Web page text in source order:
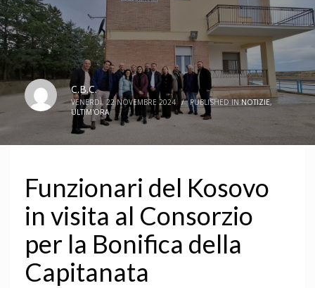
C.B.C.
VENERDÌ, 22 NOVEMBRE 2024 / PUBLISHED INNOTIZIE,
ULTIM'ORA
Funzionari del Kosovo
in visita al Consorzio
per la Bonifica della
Capitanata